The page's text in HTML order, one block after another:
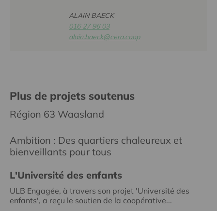
ALAIN BAECK
016 27 96 03
alain.baeck@cera.coop
Plus de projets soutenus
Région 63 Waasland
Ambition : Des quartiers chaleureux et
bienveillants pour tous
L'Université des enfants
ULB Engagée, à travers son projet 'Université des
enfants', a reçu le soutien de la coopérative...